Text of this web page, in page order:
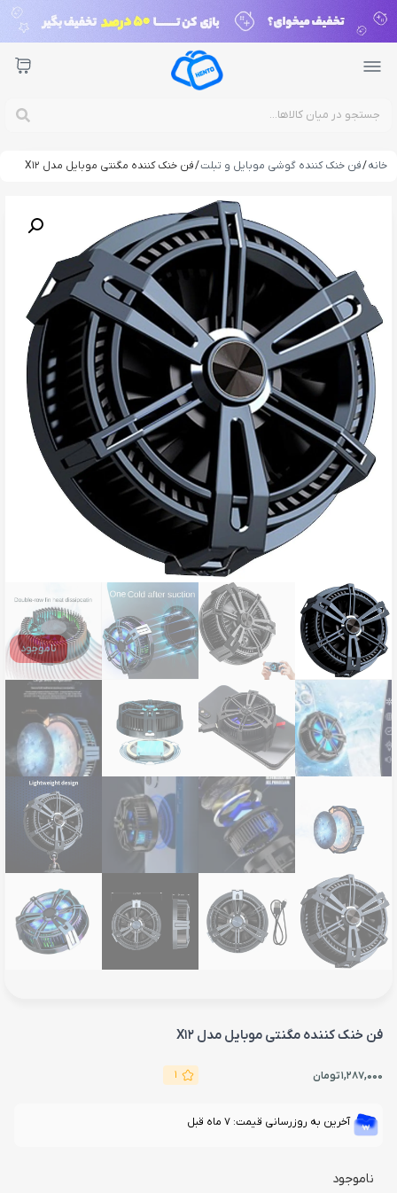
خانه/فن خنک کننده گوشی موبایل و تبلت/ فن خنک کننده مگنتی موبایل مدل X12
فن خنک کننده مگنتی موبایل مدل X12
1,287,000تومان 1
آخرین به روزرسانی قیمت: 7 ماه قبل
ناموجود
ناموجود